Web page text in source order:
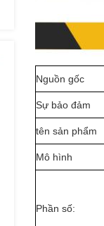
Nguồn gốc
Sự bảo đảm
tên sản phẩm
Mô hình
Phần số: